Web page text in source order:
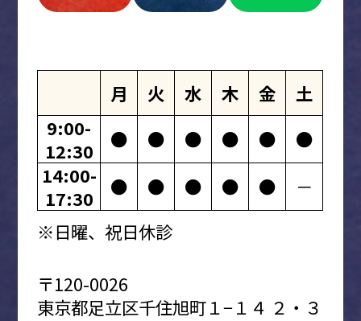
月 火 水 木 金
土
9:00-
12:30
● ● ● ● ●
●
14:00-
17:30
● ● ● ● ●
－
※日曜、祝日休診
〒120-0026
東京都足立区千住旭町１−１４ ２・３